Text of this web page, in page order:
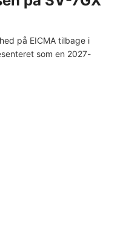
på EICMA tilbage i
som en 2027-